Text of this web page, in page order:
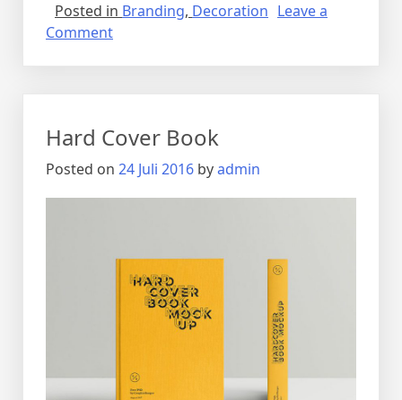
Posted in Branding, Decoration Leave a
Comment
Hard Cover Book
Posted on 24 Juli 2016 byadmin